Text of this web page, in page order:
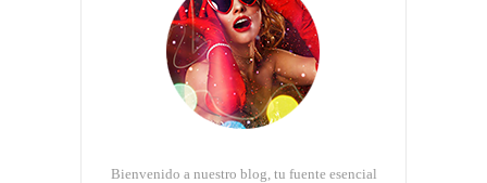
Bienvenido a nuestro blog, tu fuente esencial